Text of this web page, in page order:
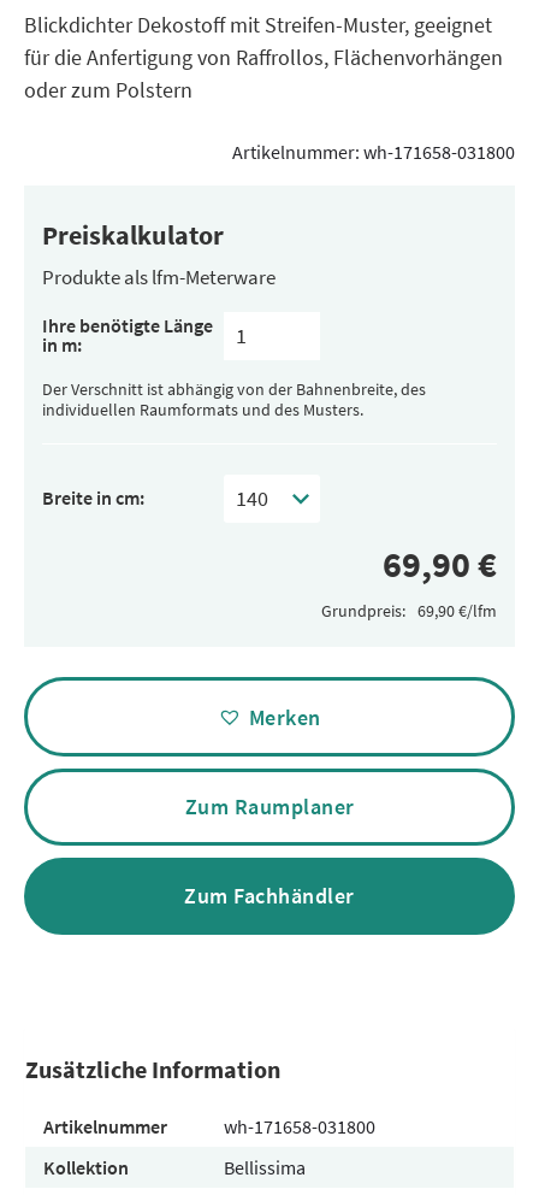
Blickdichter Dekostoff mit Streifen-Muster, geeignet
für die Anfertigung von Raffrollos, Flächenvorhängen
oder zum Polstern
Artikelnummer: wh-171658-031800
Preiskalkulator
Produkte als lfm-Meterware
Ihre benötigte Länge
in m:
Der Verschnitt ist abhängig von der Bahnenbreite, des
individuellen Raumformats und des Musters.
Breite in cm:
Grundpreis:
Alternative:
Merken
Zum Raumplaner
Zum Fachhändler
Zusätzliche Information
Artikelnummer
wh-171658-031800
Kollektion
Bellissima